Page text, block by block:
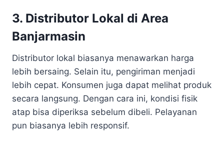
3. Distributor Lokal di Area
Banjarmasin
Distributor lokal biasanya menawarkan harga
lebih bersaing. Selain itu, pengiriman menjadi
lebih cepat. Konsumen juga dapat melihat produk
secara langsung. Dengan cara ini, kondisi fisik
atap bisa diperiksa sebelum dibeli. Pelayanan
pun biasanya lebih responsif.